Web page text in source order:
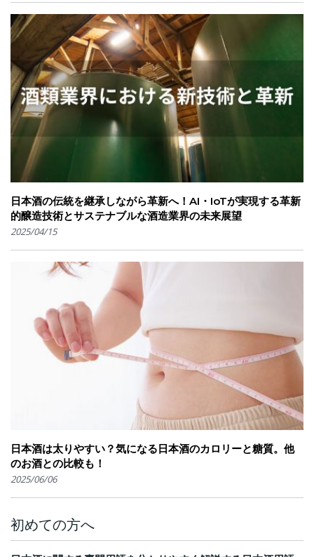
日本酒の伝統を継承しながら革新へ！AI・IoTが実現する革新
的醸造技術とサステナブルな酒造業界の未来展望
2025/04/15
日本酒は太りやすい？気になる日本酒のカロリーと糖質。他
のお酒との比較も！
2025/06/06
初めての方へ